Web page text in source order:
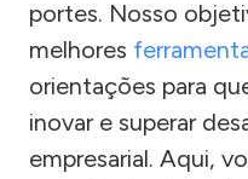
portes. Nosso
melhores
orientações para
inovar e superar
empresarial. Aqui,